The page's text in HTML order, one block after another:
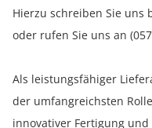
Hierzu schreiben Sie uns
oder rufen Sie uns an
Als leistungsfähiger
der umfangreichsten
innovativer Fertigung